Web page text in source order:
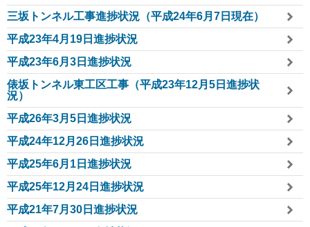
三坂トンネル工事進捗状況（平成24年6月7日現在）
平成23年4月19日進捗状況
平成23年6月3日進捗状況
俵坂トンネル東工区工事（平成23年12月5日進捗状
況）
平成26年3月5日進捗状況
平成24年12月26日進捗状況
平成25年6月1日進捗状況
平成25年12月24日進捗状況
平成21年7月30日進捗状況